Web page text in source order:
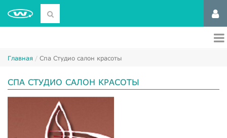
Главная Спа Студио салон красоты
СПА СТУДИО САЛОН КРАСОТЫ